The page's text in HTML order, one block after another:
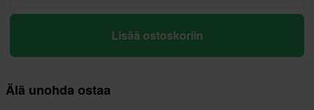
Lisää ostoskoriin
Älä unohda ostaa